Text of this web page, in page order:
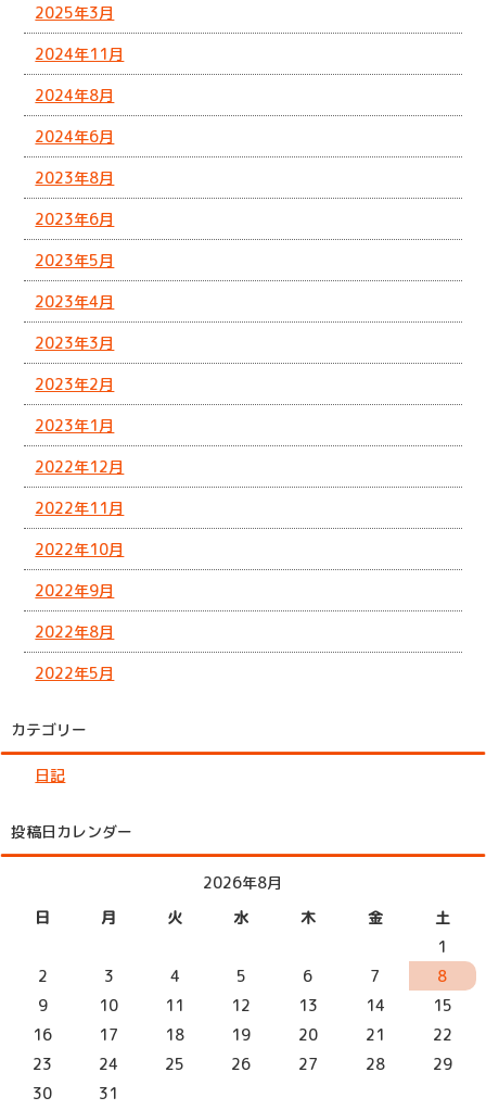
2025年3月
2024年11月
2024年8月
2024年6月
2023年8月
2023年6月
2023年5月
2023年4月
2023年3月
2023年2月
2023年1月
2022年12月
2022年11月
2022年10月
2022年9月
2022年8月
2022年5月
カテゴリー
日記
投稿日カレンダー
2026年8月
日
月 火 水 木 金
土
1
2
3 4 5 6 7
8
9
10 11 12 13 14
15
16
17 18 19 20 21
22
23
24 25 26 27 28
29
30
31